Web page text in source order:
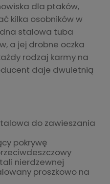
dla ptaków,
kilka osobników w
stalowa tuba
a jej drobne oczka
rodzaj karmy na
daje dwuletnią
do zawieszania
pokrywę
nierdzewnej
proszkowo na